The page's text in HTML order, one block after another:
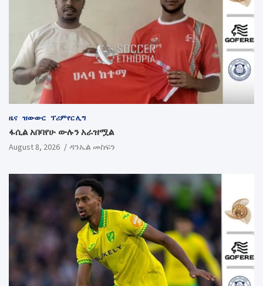
ዜና ዝውውር ፕሪምየር ሊግ
ፋሲል አበባየሁ ውሉን አራዝሟል
August 8, 2026 ዳንኤል መስፍን